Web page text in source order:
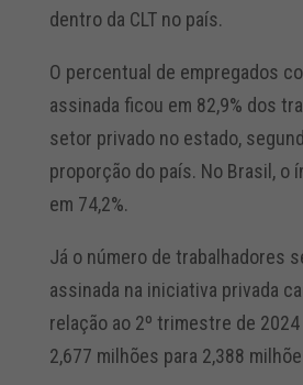
dentro da CLT no país.
O percentual de empregados
assinada ficou em 82,9% dos
setor privado no estado,
proporção do país. No Brasil, o
em 74,2%.
Já o número de trabalhadores
assinada na iniciativa privada
relação ao 2º trimestre de
2,677 milhões para 2,388